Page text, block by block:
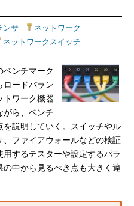
ンサ ネットワーク
ネットワークスイッチ
ンチマーク
ロードバラン
トワーク機器
がら、ベンチ
説明していく。スイッチやル
ファイアウォールなどの検証
するテスターや設定するパラ
の中から見るべき点も大きく違